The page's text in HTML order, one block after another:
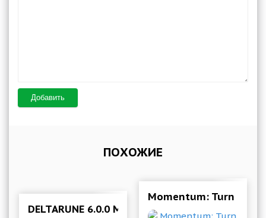
Добавить
ПОХОЖИЕ
DELTARUNE 6.0.0 Mod (Unlocked)
Momentum: Turn